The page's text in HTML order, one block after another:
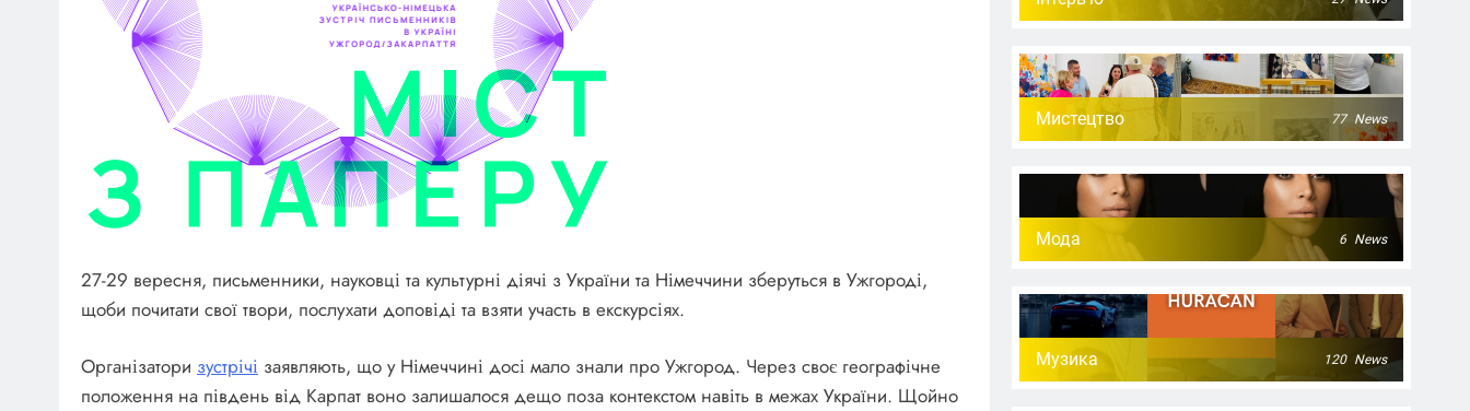
27-29 вересня, письменники, науковці та культурні діячі з України та Німеччини зберуться в Ужгороді,
щоби почитати свої твори, послухати доповіді та взяти участь в екскурсіях.
Організатори зустрічі заявляють, що у Німеччині досі мало знали про Ужгород. Через своє географічне
положення на південь від Карпат воно залишалося дещо поза контекстом навіть в межах України. Щойно
Мистецтво 77 News
Мода 6 News
Музика 120 News